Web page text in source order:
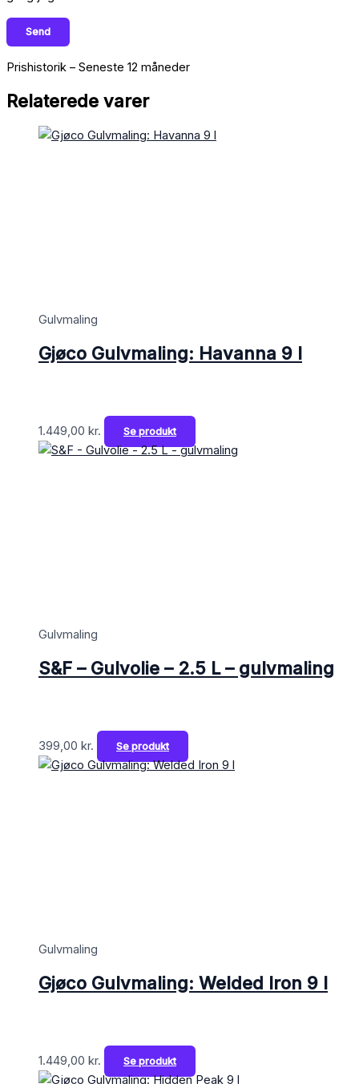
Prishistorik – Seneste 12 måneder
Relaterede varer
Gulvmaling
Gjøco Gulvmaling: Havanna 9 l
1.449,00 kr. Se produkt
Gulvmaling
S&F – Gulvolie – 2.5 L – gulvmaling
399,00 kr. Se produkt
Gulvmaling
Gjøco Gulvmaling: Welded Iron 9 l
1.449,00 kr. Se produkt